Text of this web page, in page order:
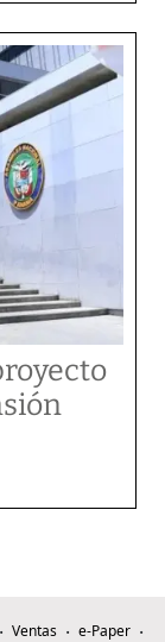
Ventas
e-Paper